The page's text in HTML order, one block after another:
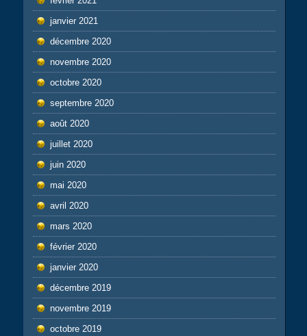
janvier 2021
décembre 2020
novembre 2020
octobre 2020
septembre 2020
août 2020
juillet 2020
juin 2020
mai 2020
avril 2020
mars 2020
février 2020
janvier 2020
décembre 2019
novembre 2019
octobre 2019